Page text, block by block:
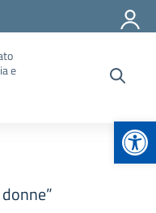
e